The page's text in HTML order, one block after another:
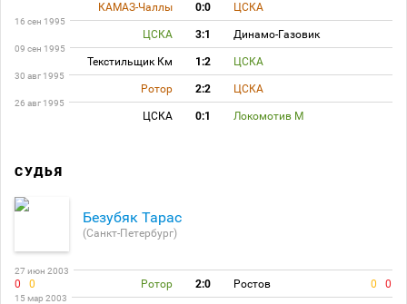
КАМАЗ-Чаллы 0:0 ЦСКА
16 сен 1995
ЦСКА 3:1 Динамо-Газовик
09 сен 1995
Текстильщик Км 1:2 ЦСКА
30 авг 1995
Ротор 2:2 ЦСКА
26 авг 1995
ЦСКА 0:1 Локомотив М
СУДЬЯ
Безубяк Тарас
(Санкт-Петербург)
27 июн 2003
0 0 Ротор 2:0 Ростов 0 0
15 мар 2003